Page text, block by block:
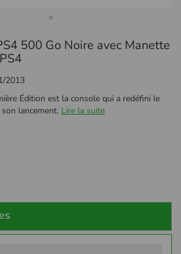
500 Go Noire avec Manette
2013
Édition est la console qui a redéfini le
lancement. Lire la suite